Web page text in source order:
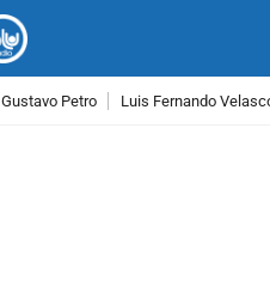
Gustavo Petro Luis Fernando